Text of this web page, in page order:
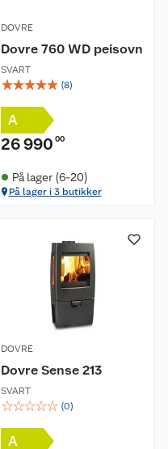
DOVRE
Dovre 760 WD peisovn
SVART
☆☆☆☆☆ (8)
A
26 990 00
På lager (6-20)
På lager i 3 butikker
DOVRE
Dovre Sense 213
SVART
☆☆☆☆☆ (0)
A